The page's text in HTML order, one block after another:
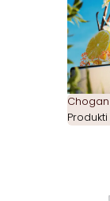
Produkti